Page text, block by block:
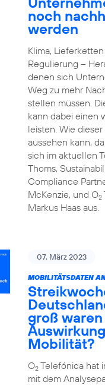
noch
werden
Klima,
Regulierung –
denen sich
Weg zu mehr
stellen müssen.
kann dabei einen
leisten. Wie
aussehen kann,
sich im aktuellen
Thoms,
Compliance
McKenzie, und O2
Markus Haas aus.
07. März 2023
MOBILITÄTSDATEN
groß
Mobilität?
O2Telefónica hat
mit dem